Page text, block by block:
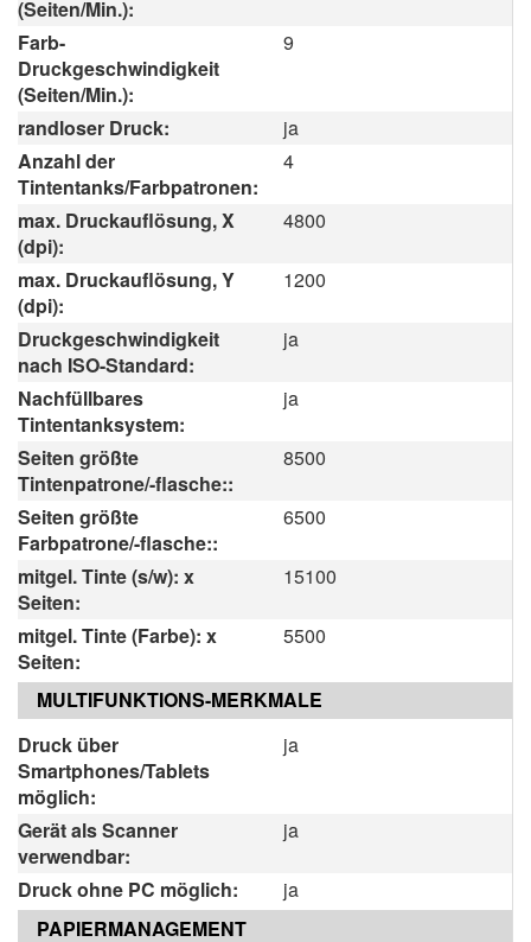
(Seiten/Min.):
Farb-
Druckgeschwindigkeit
(Seiten/Min.):
9
randloser Druck:
ja
Anzahl der
Tintentanks/Farbpatronen:
4
max. Druckauflösung, X
(dpi):
4800
max. Druckauflösung, Y
(dpi):
1200
Druckgeschwindigkeit
nach ISO-Standard:
ja
Nachfüllbares
Tintentanksystem:
ja
Seiten größte
Tintenpatrone/-flasche::
8500
Seiten größte
Farbpatrone/-flasche::
6500
mitgel. Tinte (s/w): x
Seiten:
15100
mitgel. Tinte (Farbe): x
Seiten:
5500
MULTIFUNKTIONS-MERKMALE
Druck über
Smartphones/Tablets
möglich:
ja
Gerät als Scanner
verwendbar:
ja
Druck ohne PC möglich:
ja
PAPIERMANAGEMENT